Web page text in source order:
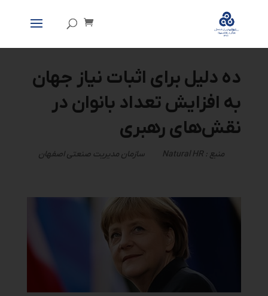
ده دلیل برای اثبات نیاز جهان
به افزایش تعداد بانوان در
نقش‌های رهبری
منبع : Natural HR سازمان مدیریت صنعتی اصفهان